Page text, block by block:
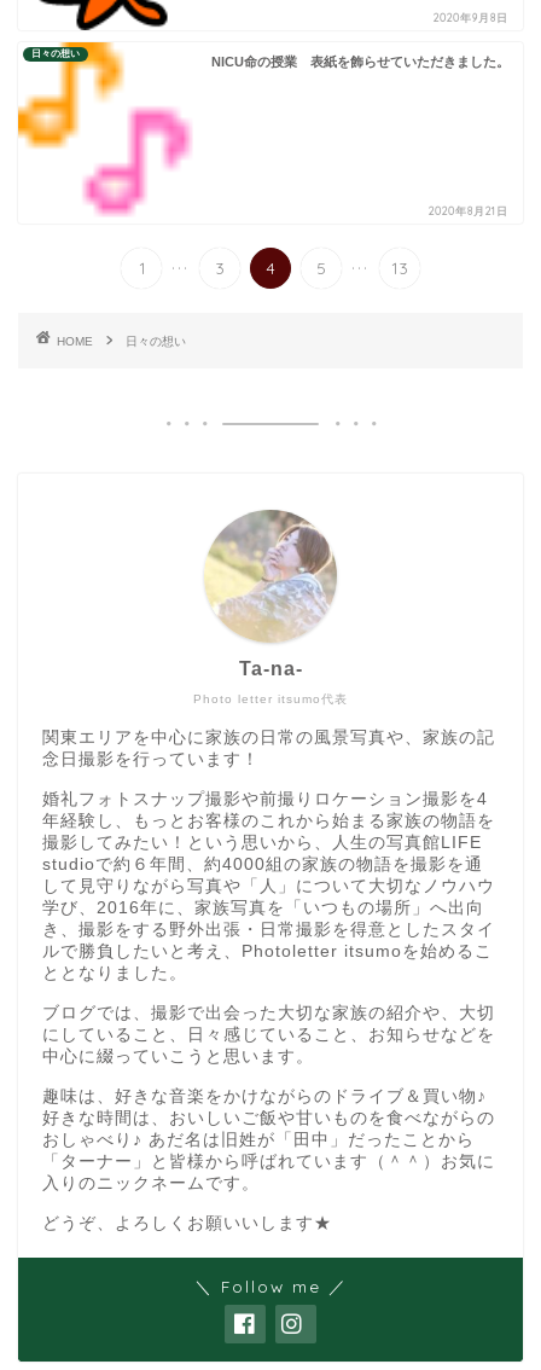
2020年9月8日
日々の想い
NICU命の授業 表紙を飾らせていただきました。
2020年8月21日
1 ... 3 4 5 ... 13
HOME 日々の想い
Photo letter itsumo代表
Ta-na-
関東エリアを中心に家族の日常の風景写真や、家族の記
念日撮影を行っています！
婚礼フォトスナップ撮影や前撮りロケーション撮影を4
年経験し、もっとお客様のこれから始まる家族の物語を
撮影してみたい！という思いから、人生の写真館LIFE
studioで約６年間、約4000組の家族の物語を撮影を通
して見守りながら写真や「人」について大切なノウハウ
学び、2016年に、家族写真を「いつもの場所」へ出向
き、撮影をする野外出張・日常撮影を得意としたスタイ
ルで勝負したいと考え、Photoletter itsumoを始めるこ
ととなりました。
ブログでは、撮影で出会った大切な家族の紹介や、大切
にしていること、日々感じていること、お知らせなどを
中心に綴っていこうと思います。
趣味は、好きな音楽をかけながらのドライブ＆買い物♪
好きな時間は、おいしいご飯や甘いものを食べながらの
おしゃべり♪ あだ名は旧姓が「田中」だったことから
「ターナー」と皆様から呼ばれています（＾＾）お気に
入りのニックネームです。
どうぞ、よろしくお願いいします★
＼ Follow me ／